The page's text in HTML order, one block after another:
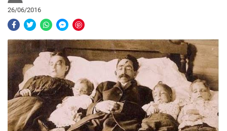
26/06/2016